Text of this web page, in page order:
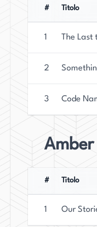
contemporanea.
# Titolo
1 The Last
2
3 Code
# Titolo
1 Our